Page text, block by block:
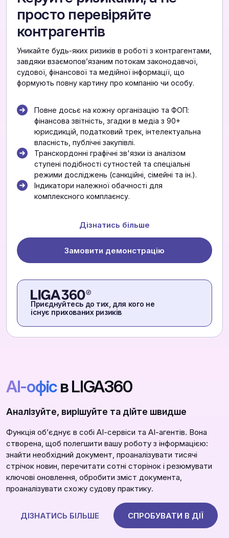
просто перевіряйте
контрагентів
Уникайте будь-яких ризиків в роботі з контрагентами,
завдяки взаємоповʼязаним потокам законодавчої,
судової, фінансової та медійної інформації, що
формують повну картину про компанію чи особу.
Повне досьє на кожну організацію та ФОП:
фінансова звітність, згадки в медіа з 90+
юрисдикцій, податковий трек, інтелектуальна
власність, публічні закупівлі.
Транскордонні графічні зв'язки із аналізом
ступені подібності сутностей та спеціальні
режими досліджень (санкційні, сімейні та ін.).
Індикатори належної обачності для
комплексного комплаєнсу.
Дізнатись більше
Замовити демонстрацію
Приєднуйтесь до тих, для кого не
існує прихованих ризиків
АІ-офісв LIGA360
Аналізуйте, вирішуйте та дійте швидше
Функція обʼєднує в собі АІ-сервіси та АІ-агентів. Вона
створена, щоб полегшити вашу роботу з інформацією:
знайти необхідний документ, проаналізувати тисячі
стрічок новин, перечитати сотні сторінок і резюмувати
ключові оновлення, обробити зміст документа,
проаналізувати схожу судову практику.
ДІЗНАТИСЬ БІЛЬШЕ СПРОБУВАТИ В ДІЇ